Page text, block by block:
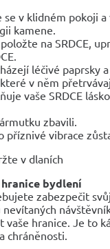
v klidném pokoji
kamene.
na SRDCE,
léčivé paprsky a
v něm
vaše SRDCE
zbavili.
příznivé vibrace
v dlaních
bydlení
zabezpečit
hranice. Je to
chráněnosti.